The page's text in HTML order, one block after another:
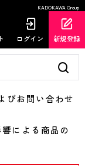
KADOKAWA Group
ログイン 新規登録
お問い合わせ
による商品の